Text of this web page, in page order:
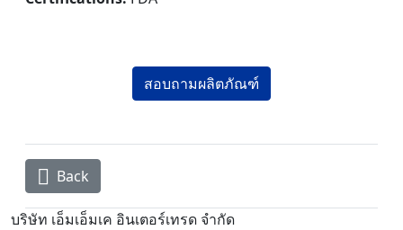
สอบถามผลิตภัณฑ์
Back
บริษัท เอ็มเอ็มเค อินเตอร์เทรด จำกัด